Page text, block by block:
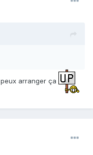
arranger ça